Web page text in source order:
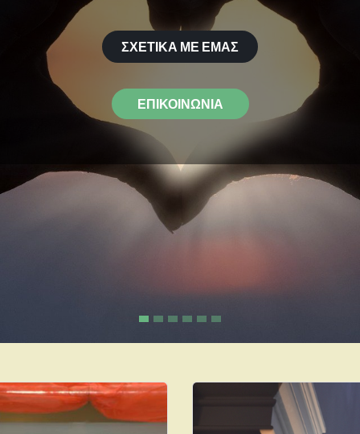
ΣΧΕΤΙΚΆ ΜΕ ΕΜΆΣ
ΕΠΙΚΟΙΝΩΝΙΑ